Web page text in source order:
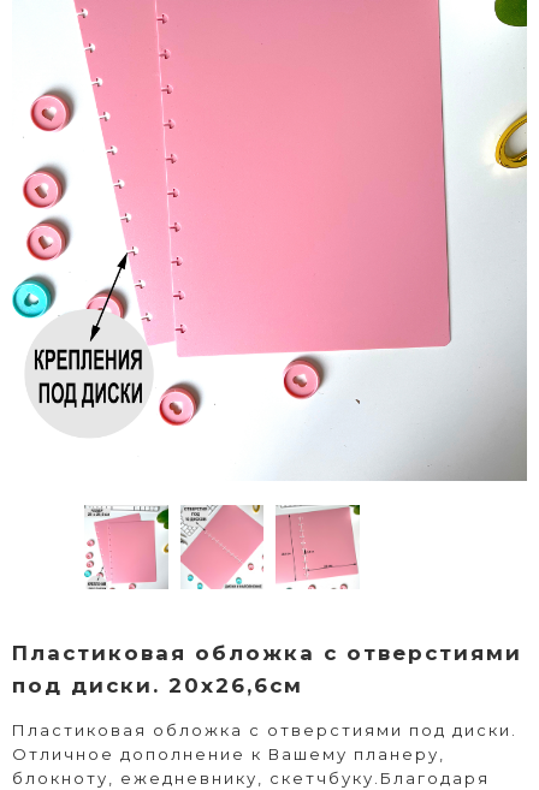
Пластиковая обложка с отверстиями
под диски. 20х26,6см
Пластиковая обложка с отверстиями под диски.
Отличное дополнение к Вашему планеру,
блокноту, ежедневнику, скетчбуку.Благодаря